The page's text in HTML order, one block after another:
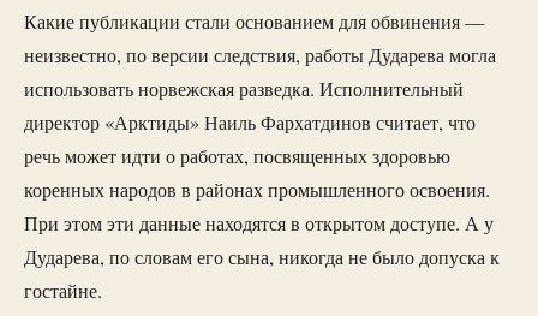
Какие публикации стали основанием для обвинения —
неизвестно, по версии следствия, работы Дударева могла
использовать норвежская разведка. Исполнительный
директор «Арктиды» Наиль Фархатдинов считает, что
речь может идти о работах, посвященных здоровью
коренных народов в районах промышленного освоения.
При этом эти данные находятся в открытом доступе. А у
Дударева, по словам его сына, никогда не было допуска к
гостайне.